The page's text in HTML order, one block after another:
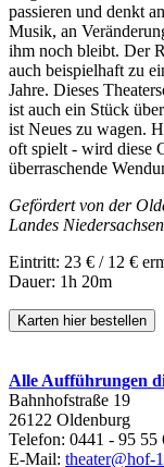
passieren und denkt
Musik, an
ihm noch bleibt. Der
auch beispielhaft zu
Jahre. Dieses
ist auch ein Stück
ist Neues zu wagen.
oft spielt - wird diese
überraschende
Gefördert von der
Landes
Eintritt: 23 € / 12 €
Dauer: 1h 20m
Karten hier bestellen
Alle Aufführungen
Bahnhofstraße 19
26122 Oldenburg
Telefon: 0441 - 95 55
E-Mail: theater@hof-